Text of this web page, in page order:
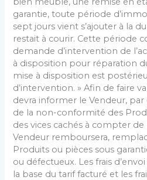
garantie, toute période
sept jours vient s’ajouter à la
restait à courir. Cette période
demande d’intervention de
à disposition pour réparation
mise à disposition est
d’intervention. » Afin de faire
devra informer le Vendeur,
de la non-conformité des
des vices cachés à compter
Vendeur remboursera,
Produits ou pièces sous
ou défectueux. Les frais
la base du tarif facturé et les